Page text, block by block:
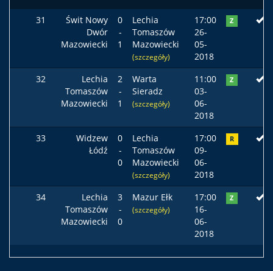
31
Świt Nowy
Dwór
Mazowiecki
0
-
1
Lechia
Tomaszów
Mazowiecki
(szczegóły)
17:00
26-
05-
2018
Z
32
Lechia
Tomaszów
Mazowiecki
2
-
1
Warta
Sieradz
(szczegóły)
11:00
03-
06-
2018
Z
33
Widzew
Łódź
0
-
0
Lechia
Tomaszów
Mazowiecki
(szczegóły)
17:00
09-
06-
2018
R
34
Lechia
Tomaszów
Mazowiecki
3
-
0
Mazur Ełk
(szczegóły)
17:00
16-
06-
2018
Z